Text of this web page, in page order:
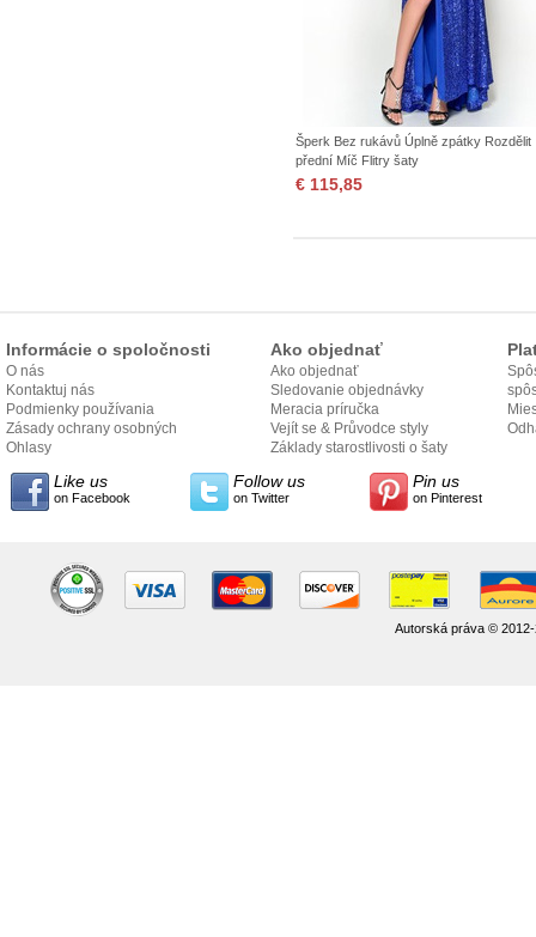
Šperk Bez rukávů Úplně zpátky Rozdělit
přední Míč Flitry šaty
€ 115,85
Informácie o spoločnosti
O nás
Kontaktuj nás
Podmienky používania
Zásady ochrany osobných
údajov
Ohlasy
Ako objednať
Ako objednať
Sledovanie objednávky
Meracia príručka
Vejít se & Průvodce styly
Základy starostlivosti o šaty
Like us
on Facebook
Follow us
on Twitter
Pin us
on Pinterest
Autorská práva ©